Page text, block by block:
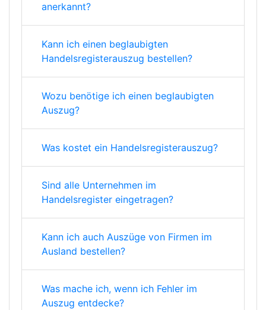
anerkannt?
Kann ich einen beglaubigten
Handelsregisterauszug bestellen?
Wozu benötige ich einen beglaubigten
Auszug?
Was kostet ein Handelsregisterauszug?
Sind alle Unternehmen im
Handelsregister eingetragen?
Kann ich auch Auszüge von Firmen im
Ausland bestellen?
Was mache ich, wenn ich Fehler im
Auszug entdecke?